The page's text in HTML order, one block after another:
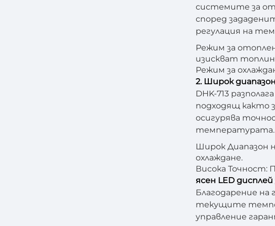
системите за
според
регулация на
Режим за
изискват
Режим за
2. Широк
DHK-713
подходящ както
осигурява
температурата.
Широк Диапазон
охлаждане.
Висока Точност:
ясен LED
Благодарение на
текущите
управление